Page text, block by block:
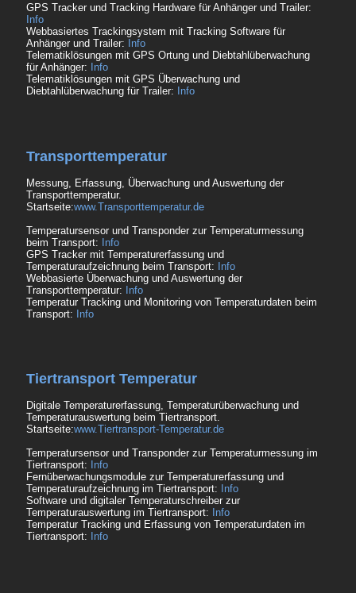
GPS Tracker und Tracking Hardware für Anhänger und Trailer:
Info
Webbasiertes Trackingsystem mit Tracking Software für
Anhänger und Trailer: Info
Telematiklösungen mit GPS Ortung und Diebtahlüberwachung
für Anhänger: Info
Telematiklösungen mit GPS Überwachung und
Diebtahlüberwachung für Trailer: Info
Transporttemperatur
Messung, Erfassung, Überwachung und Auswertung der
Transporttemperatur.
Startseite:www.Transporttemperatur.de
Temperatursensor und Transponder zur Temperaturmessung
beim Transport: Info
GPS Tracker mit Temperaturerfassung und
Temperaturaufzeichnung beim Transport: Info
Webbasierte Überwachung und Auswertung der
Transporttemperatur: Info
Temperatur Tracking und Monitoring von Temperaturdaten beim
Transport: Info
Tiertransport Temperatur
Digitale Temperaturerfassung, Temperaturüberwachung und
Temperaturauswertung beim Tiertransport.
Startseite:www.Tiertransport-Temperatur.de
Temperatursensor und Transponder zur Temperaturmessung im
Tiertransport:
Info
Fernüberwachungsmodule zur Temperaturerfassung und
Temperaturaufzeichnung im Tiertransport:
Info
Software und digitaler Temperaturschreiber zur
Temperaturauswertung im Tiertransport:
Info
Temperatur Tracking und Erfassung von Temperaturdaten im
Tiertransport:
Info